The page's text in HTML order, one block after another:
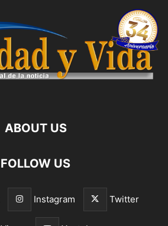
ABOUT US
FOLLOW US
Instagram Twitter